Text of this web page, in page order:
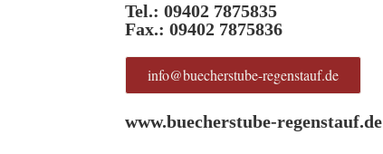
Tel.: 09402 7875835
Fax.: 09402 7875836
info@buecherstube-regenstauf.de
www.buecherstube-regenstauf.de